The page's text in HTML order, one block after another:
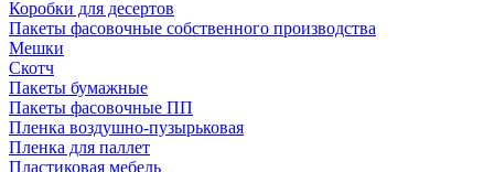
Коробки для десертов
Пакеты фасовочные собственного производства
Мешки
Скотч
Пакеты бумажные
Пакеты фасовочные ПП
Пленка воздушно-пузырьковая
Пленка для паллет
Пластиковая мебель